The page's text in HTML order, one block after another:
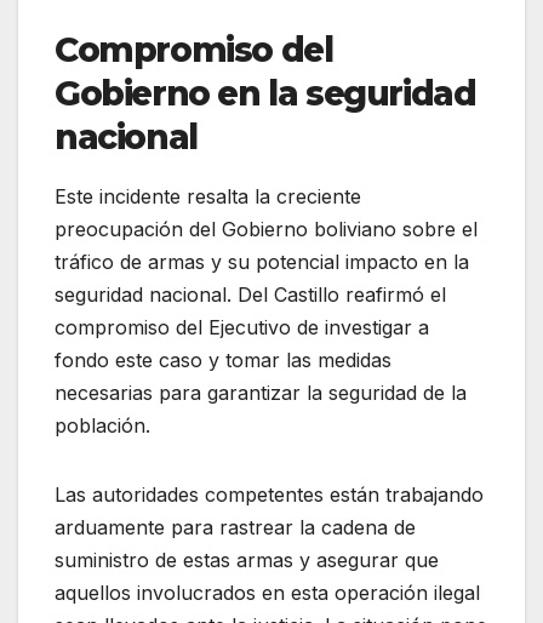
Compromiso del
Gobierno en la seguridad
nacional
Este incidente resalta la creciente
preocupación del Gobierno boliviano sobre el
tráfico de armas y su potencial impacto en la
seguridad nacional. Del Castillo reafirmó el
compromiso del Ejecutivo de investigar a
fondo este caso y tomar las medidas
necesarias para garantizar la seguridad de la
población.
Las autoridades competentes están trabajando
arduamente para rastrear la cadena de
suministro de estas armas y asegurar que
aquellos involucrados en esta operación ilegal